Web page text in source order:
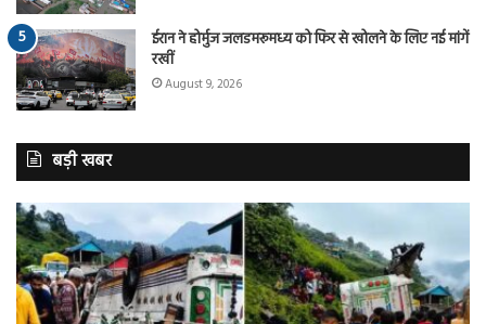
ईरान ने होर्मुज जलडमरूमध्य को फिर से खोलने के लिए नई मांगें
रखीं
August 9, 2026
बड़ी खबर